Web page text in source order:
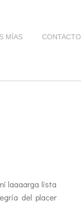
MÍAS CONTACTO
laaaarga lista
del placer